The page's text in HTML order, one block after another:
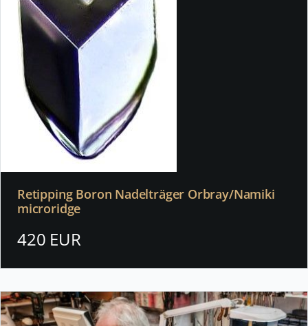
Retipping Boron Nadelträger Orbray/Namiki
microridge
420 EUR